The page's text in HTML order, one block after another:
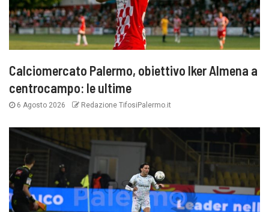
Calciomercato Palermo, obiettivo Iker Almena a
centrocampo: le ultime
6 Agosto 2026 Redazione TifosiPalermo.it